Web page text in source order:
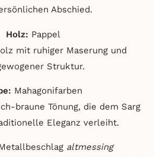
Abschied.
Holz: Pappel
mit ruhiger Maserung und
Struktur.
Mahagonifarben
braune Tönung, die dem Sarg
Eleganz verleiht.
altmessing